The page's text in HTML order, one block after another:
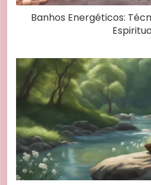
Banhos Energéticos: